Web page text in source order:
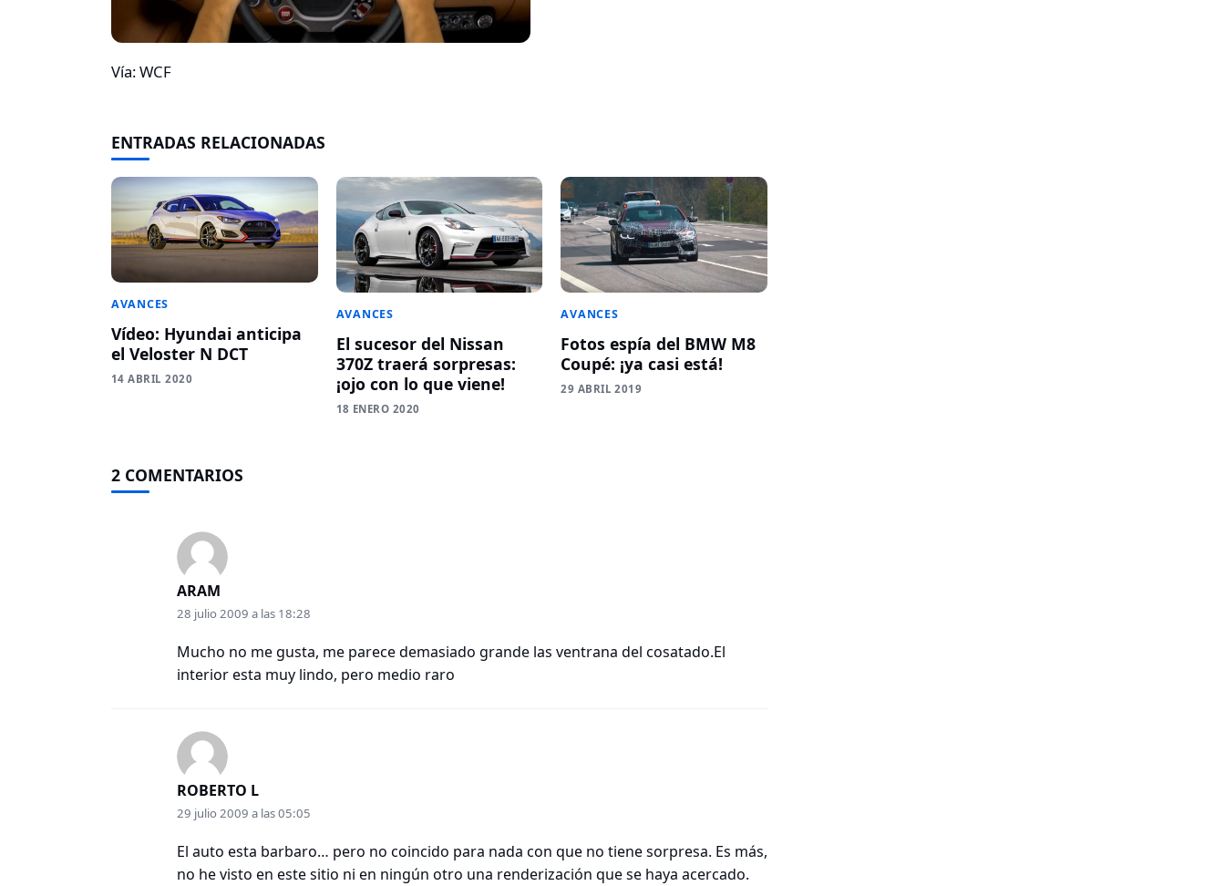
Vía: WCF
ENTRADAS RELACIONADAS
AVANCES
Vídeo: Hyundai anticipa
el Veloster N DCT
14 ABRIL 2020
AVANCES
El sucesor del Nissan
370Z traerá sorpresas:
¡ojo con lo que viene!
18 ENERO 2020
AVANCES
Fotos espía del BMW M8
Coupé: ¡ya casi está!
29 ABRIL 2019
2 COMENTARIOS
ARAM
28 julio 2009 a las 18:28
Mucho no me gusta, me parece demasiado grande las ventrana del cosatado.El
interior esta muy lindo, pero medio raro
ROBERTO L
29 julio 2009 a las 05:05
El auto esta barbaro… pero no coincido para nada con que no tiene sorpresa. Es más,
no he visto en este sitio ni en ningún otro una renderización que se haya acercado.